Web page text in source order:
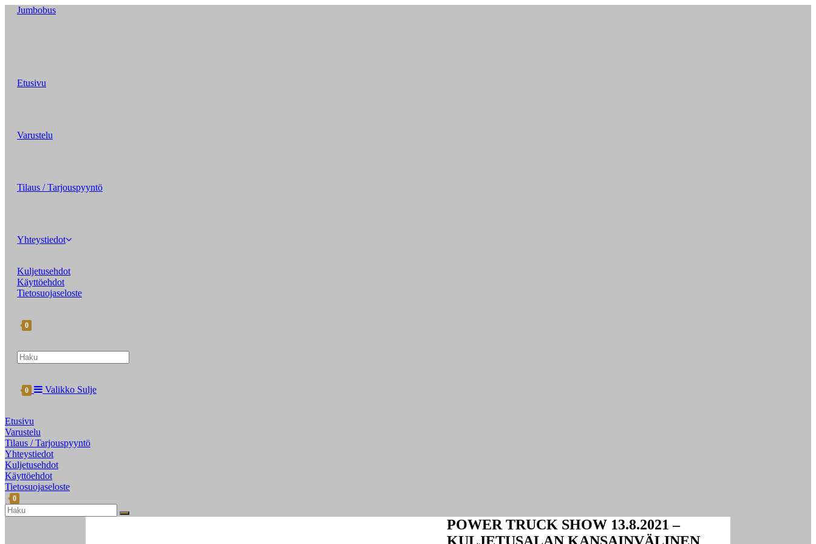
SiirryJumbobus
Etusivu
Varustelu
Tilaus / Tarjouspyyntö
Yhteystiedot
Kuljetusehdot
Käyttöehdot
Tietosuojaseloste
0
Search
this
0 Valikko Sulje
Etusivu
Varustelu
Tilaus / Tarjouspyyntö
Yhteystiedot
Kuljetusehdot
Käyttöehdot
Tietosuojaseloste
0
POWER TRUCK SHOW 13.8.2021 –